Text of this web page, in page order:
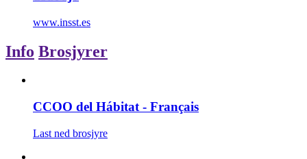
www.insst.es
Info Brosjyrer
CCOO del Hábitat - Français
Last ned brosjyre